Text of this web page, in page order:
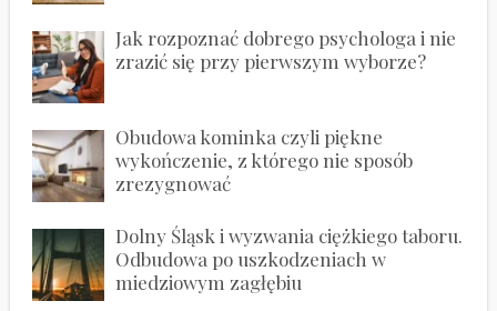
Jak rozpoznać dobrego psychologa i nie
zrazić się przy pierwszym wyborze?
Obudowa kominka czyli piękne
wykończenie, z którego nie sposób
zrezygnować
Dolny Śląsk i wyzwania ciężkiego taboru.
Odbudowa po uszkodzeniach w
miedziowym zagłębiu